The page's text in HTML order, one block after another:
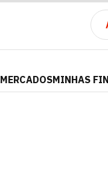
MERCADOSMINHAS